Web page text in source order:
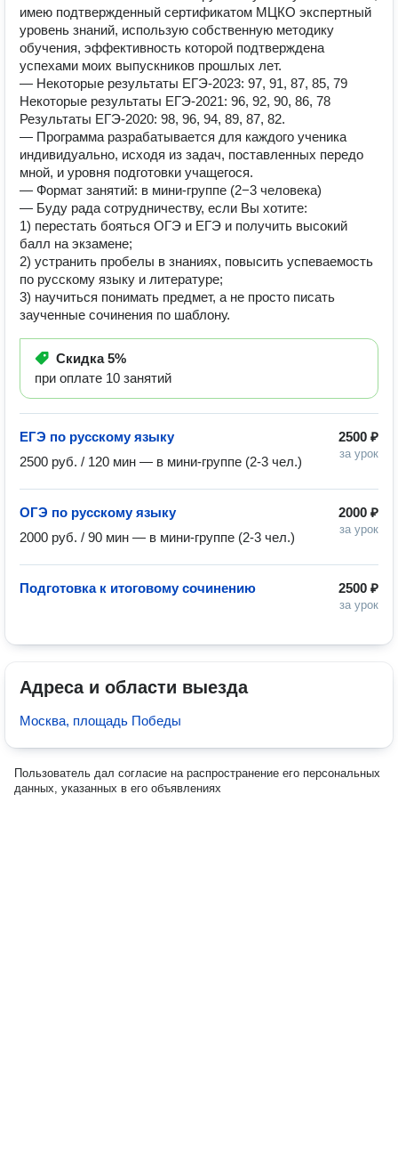
имею подтвержденный сертификатом МЦКО экспертный
уровень знаний, использую собственную методику
обучения, эффективность которой подтверждена
успехами моих выпускников прошлых лет.
— Некоторые результаты ЕГЭ-2023: 97, 91, 87, 85, 79
Некоторые результаты ЕГЭ-2021: 96, 92, 90, 86, 78
Результаты ЕГЭ-2020: 98, 96, 94, 89, 87, 82.
— Программа разрабатывается для каждого ученика
индивидуально, исходя из задач, поставленных передо
мной, и уровня подготовки учащегося.
— Формат занятий: в мини-группе (2−3 человека)
— Буду рада сотрудничеству, если Вы хотите:
1) перестать бояться ОГЭ и ЕГЭ и получить высокий
балл на экзамене;
2) устранить пробелы в знаниях, повысить успеваемость
по русскому языку и литературе;
3) научиться понимать предмет, а не просто писать
заученные сочинения по шаблону.
Скидка5%
при оплате 10 занятий
2500 ₽
за урок
ЕГЭ по русскому языку
2500 руб. / 120 мин — в мини-группе (2-3 чел.)
2000 ₽
за урок
ОГЭ по русскому языку
2000 руб. / 90 мин — в мини-группе (2-3 чел.)
2500 ₽
за урок
Подготовка к итоговому сочинению
Адреса и области выезда
Москва, площадь Победы
Пользователь дал согласие на распространение его персональных
данных, указанных в его объявлениях